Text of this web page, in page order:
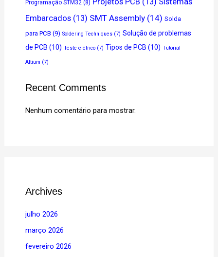
Programação STM32 (8)
Embarcados (13) SMT Assembly (14) Solda
para PCB (9) Soldering Techniques (7) Solução de problemas
de PCB (10) Teste elétrico (7) Tipos de PCB (10) Tutorial
Altium (7)
Recent Comments
Nenhum comentário para mostrar.
Archives
julho 2026
março 2026
fevereiro 2026